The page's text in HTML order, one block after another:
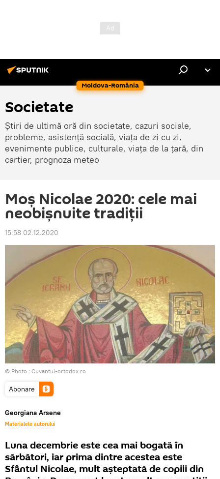
Moldova-România
Societate
Știri de ultimă oră din societate, cazuri sociale,
probleme, asistență socială, viața de zi cu zi,
evenimente publice, culturale, viața de la țară, din
cartier, prognoza meteo
Moș Nicolae 2020: cele mai
neobișnuite tradiții
15:58 02.12.2020
© Photo : Cuvantul-ortodox.ro
Abonare
Georgiana Arsene
Materialele autorului
Luna decembrie este cea mai bogată în
sărbători, iar prima dintre acestea este
Sfântul Nicolae, mult așteptată de copiii din